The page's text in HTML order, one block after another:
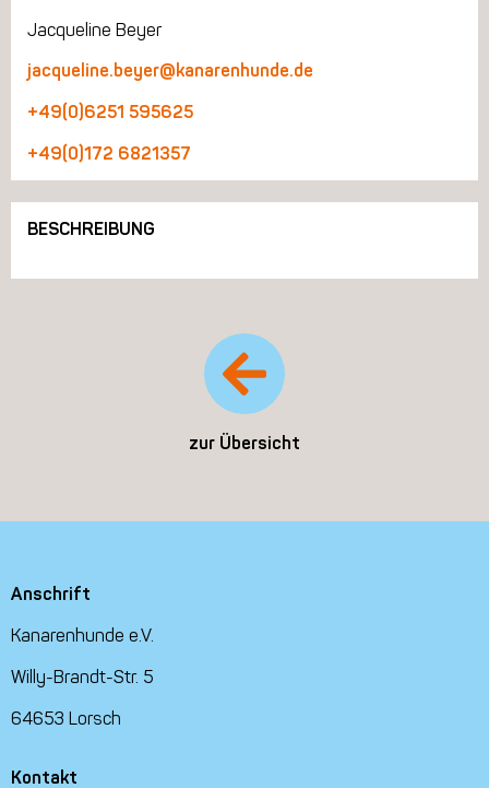
Jacqueline Beyer
jacqueline.beyer@kanarenhunde.de
+49(0)6251 595625
+49(0)172 6821357
BESCHREIBUNG
zur Übersicht
Anschrift
Kanarenhunde e.V.
Willy-Brandt-Str. 5
64653 Lorsch
Kontakt